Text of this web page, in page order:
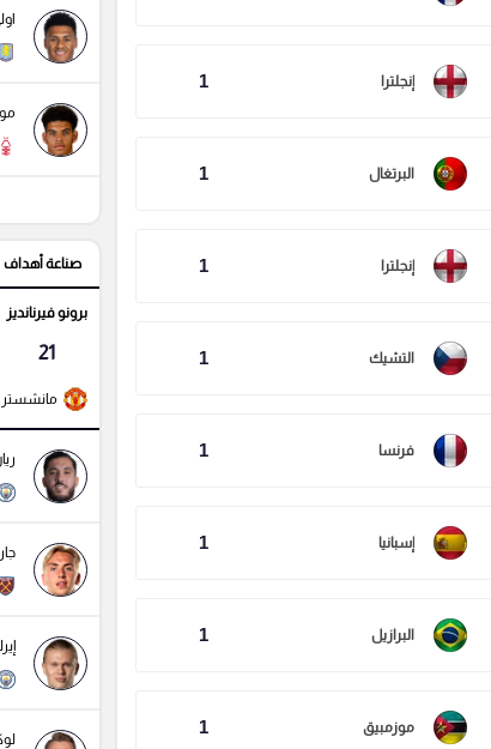
إنجلترا 1
البرتغال 1
إنجلترا 1
التشيك 1
فرنسا 1
إسبانيا 1
البرازيل 1
موزمبيق 1
صناعة أهداف
برونو فيرنانديز
21
مانشستر